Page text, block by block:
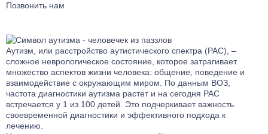
Лечение прозопагнозии
Позвонить нам
Аутизм, или расстройство аутистического спектра (РАС), –
сложное неврологическое состояние, которое затрагивает
множество аспектов жизни человека: общение, поведение и
взаимодействие с окружающим миром. По данным ВОЗ,
частота диагностики аутизма растет и на сегодня РАС
встречается у 1 из 100 детей. Это подчеркивает важность
своевременной диагностики и эффективного подхода к
лечению.